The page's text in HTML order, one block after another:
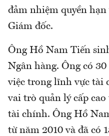
đảm nhiệm quyền
Giám đốc.
Ông Hồ Nam Tiến
Ngân hàng. Ông có
việc trong lĩnh vực tài
vai trò quản lý cấp
tài chính. Ông Hồ
từ năm 2010 và đã có